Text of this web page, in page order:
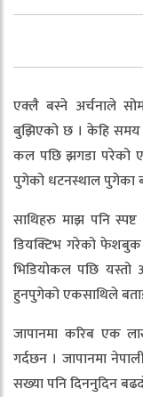
एक्लै बस्ने अर्चनाले
बुझिएको छ । केहि समय
कल पछि झगडा परेको एवं
पुगेको धटनस्थाल पुगेका
साथिहरु माझ पनि
डियक्टिभ गरेको फेशबुक
भिडियोकल पछि यस्तो
हुनपुगेको एकसाथिले
जापानमा करिब एक
गर्दछन । जापानमा
सख्या पनि दिननुदिन